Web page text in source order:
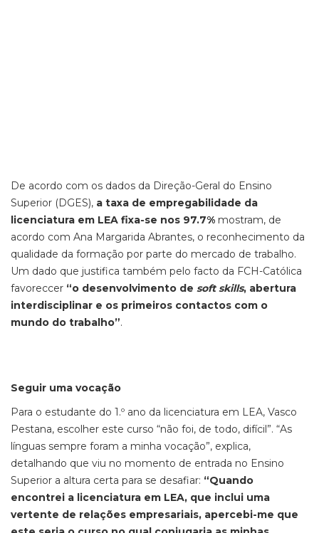
De acordo com os dados da Direção-Geral do Ensino
Superior (DGES), a taxa de empregabilidade da
licenciatura em LEA fixa-se nos 97.7% mostram, de
acordo com Ana Margarida Abrantes, o reconhecimento da
qualidade da formação por parte do mercado de trabalho.
Um dado que justifica também pelo facto da FCH-Católica
favoreccer “o desenvolvimento de soft skills, abertura
interdisciplinar e os primeiros contactos com o
mundo do trabalho”.
Seguir uma vocação
Para o estudante do 1.º ano da licenciatura em LEA, Vasco
Pestana, escolher este curso “não foi, de todo, difícil”. “As
línguas sempre foram a minha vocação”, explica,
detalhando que viu no momento de entrada no Ensino
Superior a altura certa para se desafiar: “Quando
encontrei a licenciatura em LEA, que inclui uma
vertente de relações empresariais, apercebi-me que